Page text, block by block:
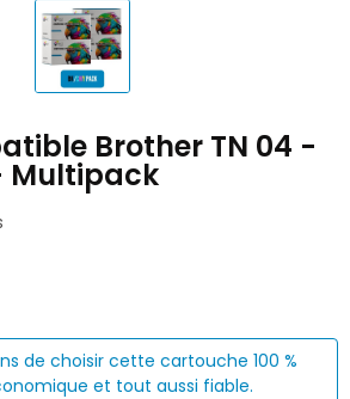
Brother TN 04 -
Multipack
de choisir cette cartouche 100 %
et tout aussi fiable.